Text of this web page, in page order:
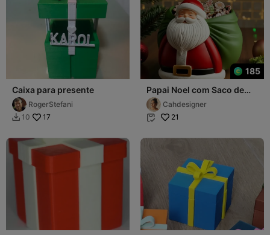
Caixa para presente
RogerStefani
 10 17
185
Papai Noel com Saco de
Presentes - Organizador &
Bowl Natali
Cahdesigner
 21